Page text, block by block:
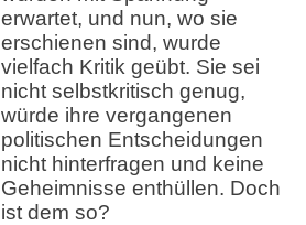
erwartet, und nun, wo sie
erschienen sind, wurde
vielfach Kritik geübt. Sie sei
nicht selbstkritisch genug,
würde ihre vergangenen
politischen Entscheidungen
nicht hinterfragen und keine
Geheimnisse enthüllen. Doch
ist dem so?